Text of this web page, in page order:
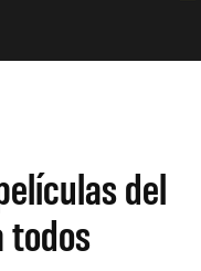
del
todos